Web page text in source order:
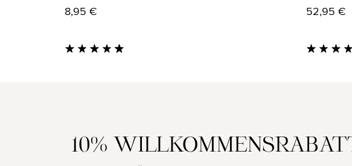
Regulärer Preis:
8,95 €
Regulärer
52,95 €
10%